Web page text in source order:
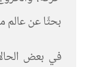
بحثًا عن عالم
في بعض